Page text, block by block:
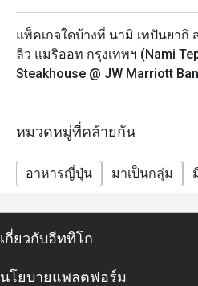
แพ็คเกจใดบ้างที่ นามิ เทปันยากิ
ลิว แมริออท กรุงเทพฯ (Nami
Steakhouse @ JW Marriott
หมวดหมู่ที่คล้ายกัน
อาหารญี่ปุ่น มาเป็นกลุ่ม
เกี่ยวกับอีททิโก
นโยบายแพลตฟอร์ม